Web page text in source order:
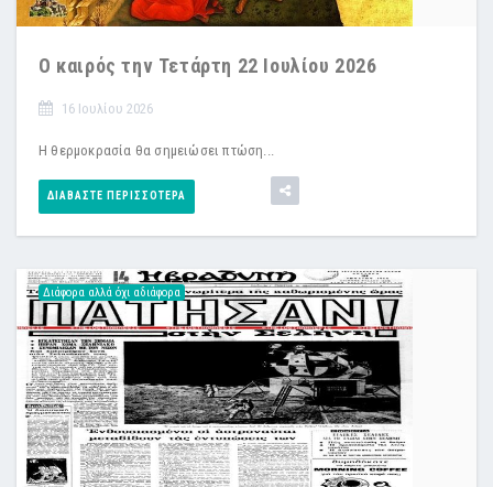
Ο καιρός την Τετάρτη 22 Ιουλίου 2026
16 Ιουλίου 2026
Η θερμοκρασία θα σημειώσει πτώση...
ΔΙΑΒΆΣΤΕ ΠΕΡΙΣΣΌΤΕΡΑ
Διάφορα αλλά όχι αδιάφορα